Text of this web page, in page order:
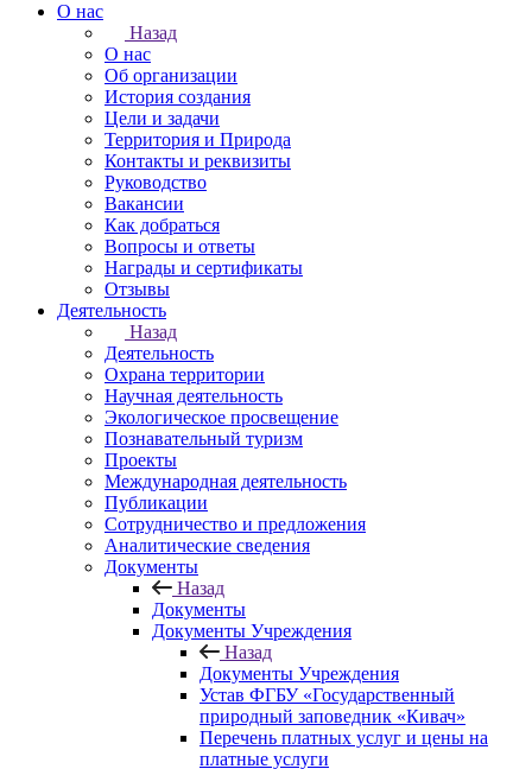
О нас
Назад
О нас
Об организации
История создания
Цели и задачи
Территория и Природа
Контакты и реквизиты
Руководство
Вакансии
Как добраться
Вопросы и ответы
Награды и сертификаты
Отзывы
Деятельность
Назад
Деятельность
Охрана территории
Научная деятельность
Экологическое просвещение
Познавательный туризм
Проекты
Международная деятельность
Публикации
Сотрудничество и предложения
Аналитические сведения
Документы
Назад
Документы
Документы Учреждения
Назад
Документы Учреждения
Устав ФГБУ «Государственный
природный заповедник «Кивач»
Перечень платных услуг и цены на
платные услуги